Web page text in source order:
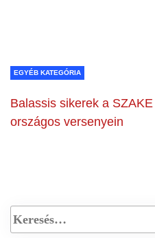
EGYÉB KATEGÓRIA
Balassis sikerek a SZAKE
országos versenyein